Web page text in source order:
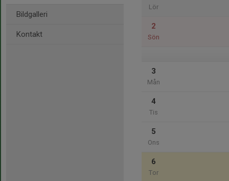
Bildgalleri
Kontakt
Lör
2
Sön
3
Mån
4
Tis
5
Ons
6
Tor